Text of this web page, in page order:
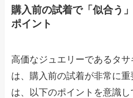
購入前の試着で「似合う
ポイント
高価なジュエリーであるタ
は、購入前の試着が非常に
は、以下のポイントを意識